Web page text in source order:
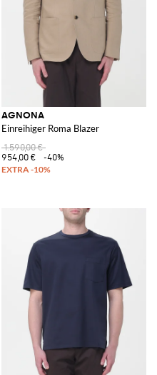
AGNONA
Einreihiger Roma Blazer
1.590,00 €
954,00 €
-40%